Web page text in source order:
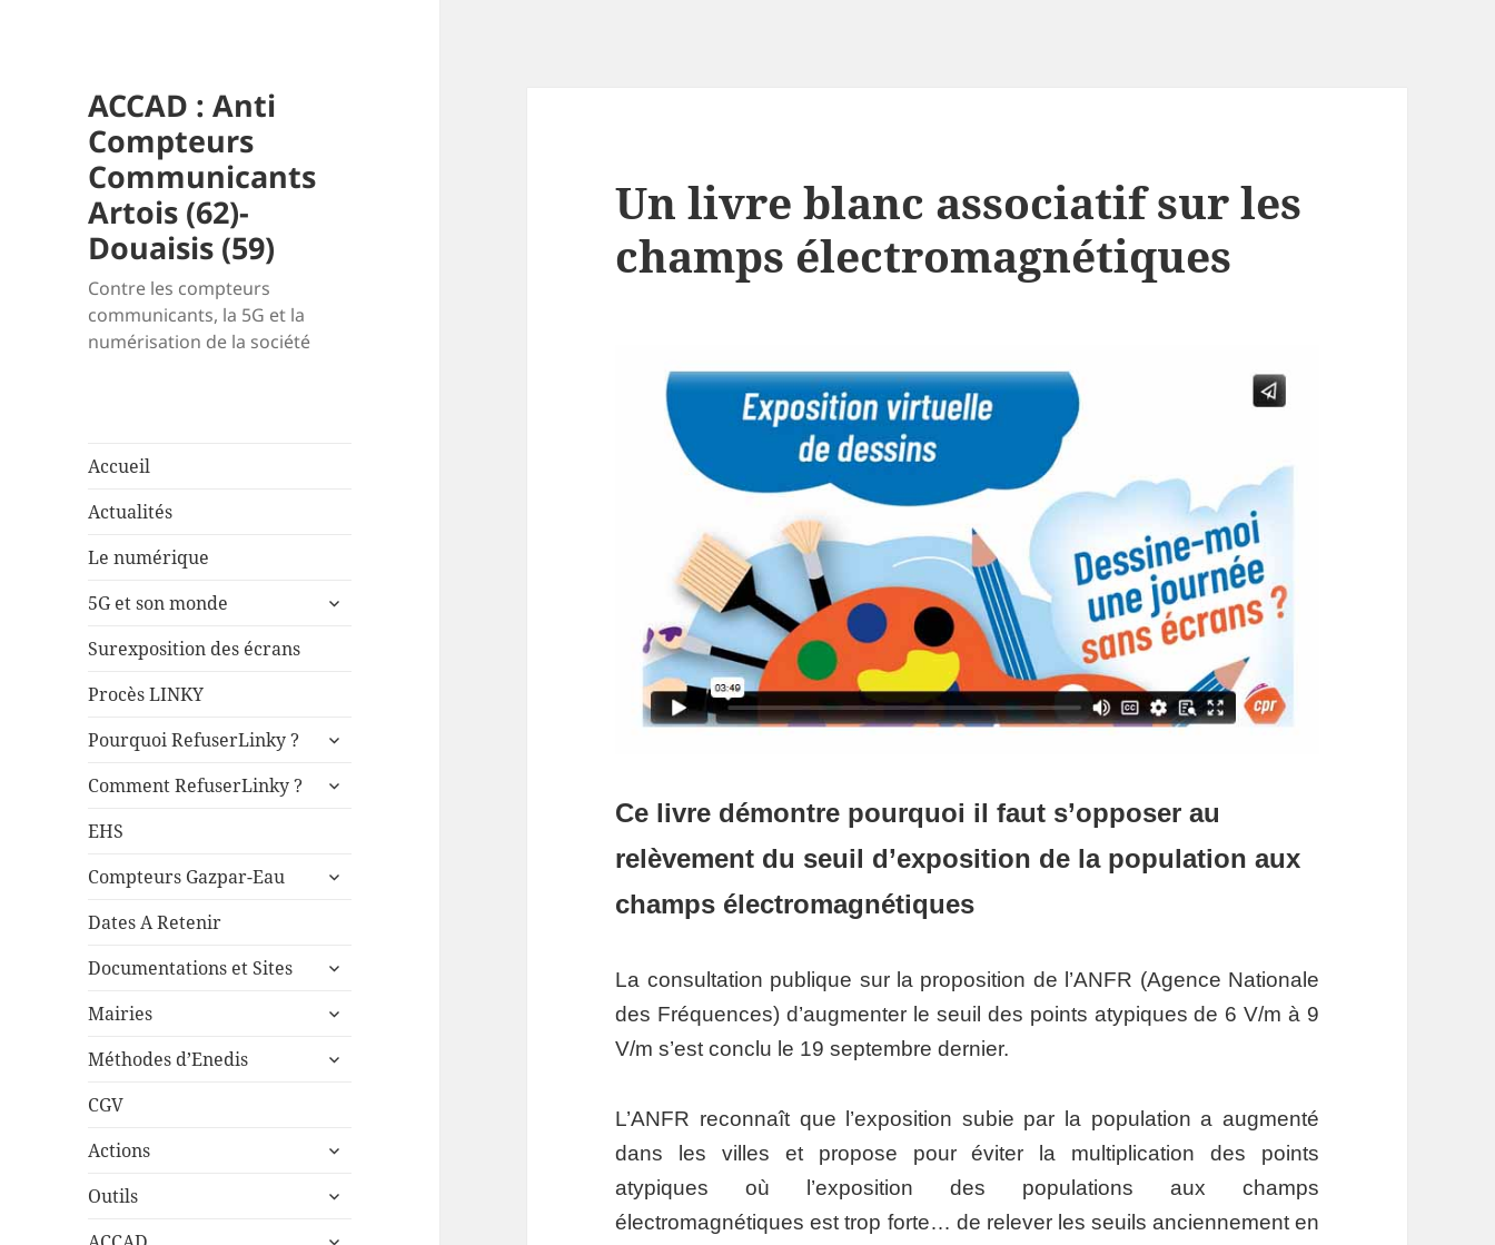
ACCAD : Anti
Compteurs
Communicants
Artois (62)-
Douaisis (59)
Contre les compteurs
communicants, la 5G et la
numérisation de la société
Accueil
Actualités
Le numérique
5G et son monde
ouvrir
Surexposition des écrans
Procès LINKY
Pourquoi RefuserLinky ?
ouvrir
sous-
Comment RefuserLinky ?
ouvrir
EHS
Compteurs Gazpar-Eau
ouvrir
Dates A Retenir
Documentations et Sites
ouvrir
sous-
Mairies
ouvrir
sous-
Méthodes d’Enedis
ouvrir
CGV
Actions
ouvrir
sous-
Outils
ouvrir
sous-
ouvrir
Un livre blanc associatif sur les
champs électromagnétiques
Ce livre démontre pourquoi il faut s’opposer au
relèvement du seuil d’exposition de la population aux
champs électromagnétiques
La consultation publique sur la proposition de l’ANFR (Agence Nationale
des Fréquences) d’augmenter le seuil des points atypiques de 6 V/m à 9
V/m s’est conclu le 19 septembre dernier.
L’ANFR reconnaît que l’exposition subie par la population a augmenté
dans les villes et propose pour éviter la multiplication des points
atypiques où l’exposition des populations aux champs
électromagnétiques est trop forte… de relever les seuils anciennement en